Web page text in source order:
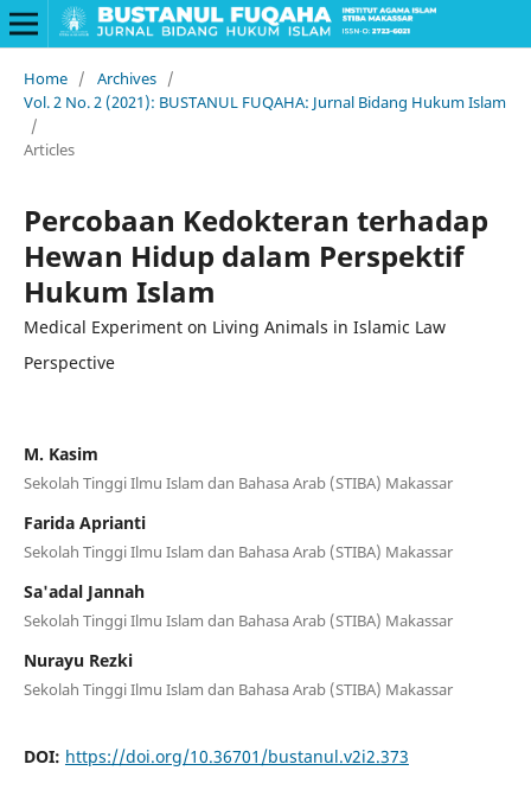
Home / Archives /
Vol. 2 No. 2 (2021): BUSTANUL FUQAHA: Jurnal Bidang Hukum Islam
/
Articles
Percobaan Kedokteran terhadap
Hewan Hidup dalam Perspektif
Hukum Islam
Medical Experiment on Living Animals in Islamic Law
Perspective
M. Kasim
Sekolah Tinggi Ilmu Islam dan Bahasa Arab (STIBA) Makassar
Farida Aprianti
Sekolah Tinggi Ilmu Islam dan Bahasa Arab (STIBA) Makassar
Sa'adal Jannah
Sekolah Tinggi Ilmu Islam dan Bahasa Arab (STIBA) Makassar
Nurayu Rezki
Sekolah Tinggi Ilmu Islam dan Bahasa Arab (STIBA) Makassar
DOI: https://doi.org/10.36701/bustanul.v2i2.373